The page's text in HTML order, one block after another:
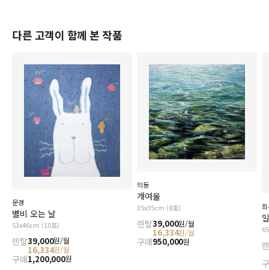
다른 고객이 함께 본 작품
문경
별비 오는 날
53x46cm (10호)
렌탈39,000원/월
16,334원/월
구매1,200,000원
의동
개여울
35x35cm (8호)
렌탈39,000원/월
16,334원/월
구매950,000원